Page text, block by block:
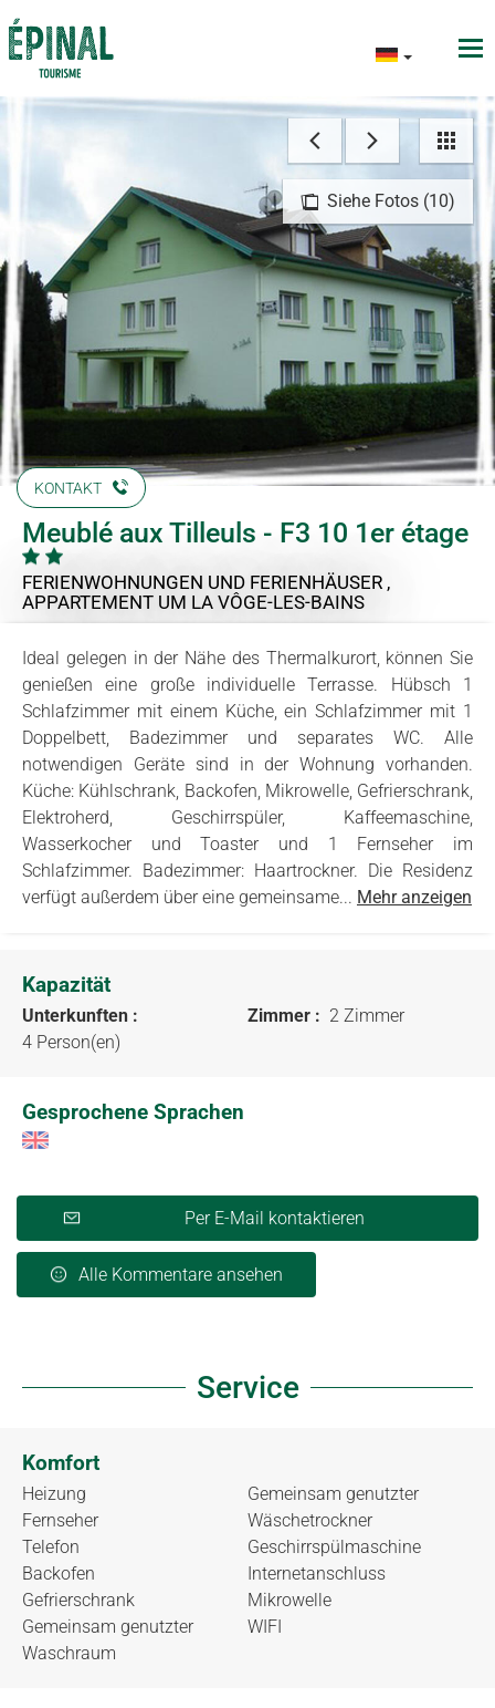
Siehe Fotos (10)
KONTAKT
Meublé aux Tilleuls - F3 10 1er étage
FERIENWOHNUNGEN UND FERIENHÄUSER ,
APPARTEMENT UM LA VÔGE-LES-BAINS
Ideal gelegen in der Nähe des Thermalkurort, können Sie
genießen eine große individuelle Terrasse. Hübsch 1
Schlafzimmer mit einem Küche, ein Schlafzimmer mit 1
Doppelbett, Badezimmer und separates WC. Alle
notwendigen Geräte sind in der Wohnung vorhanden.
Küche: Kühlschrank, Backofen, Mikrowelle, Gefrierschrank,
Elektroherd, Geschirrspüler, Kaffeemaschine,
Wasserkocher und Toaster und 1 Fernseher im
Schlafzimmer. Badezimmer: Haartrockner. Die Residenz
verfügt außerdem über eine gemeinsame... Mehr anzeigen
Kapazität
Unterkunften :
4 Person(en)
Zimmer : 2 Zimmer
Gesprochene Sprachen
Per E-Mail kontaktieren
Alle Kommentare ansehen
Service
Komfort
Heizung
Fernseher
Telefon
Backofen
Gefrierschrank
Gemeinsam genutzter
Waschraum
Gemeinsam genutzter
Wäschetrockner
Geschirrspülmaschine
Internetanschluss
Mikrowelle
WIFI